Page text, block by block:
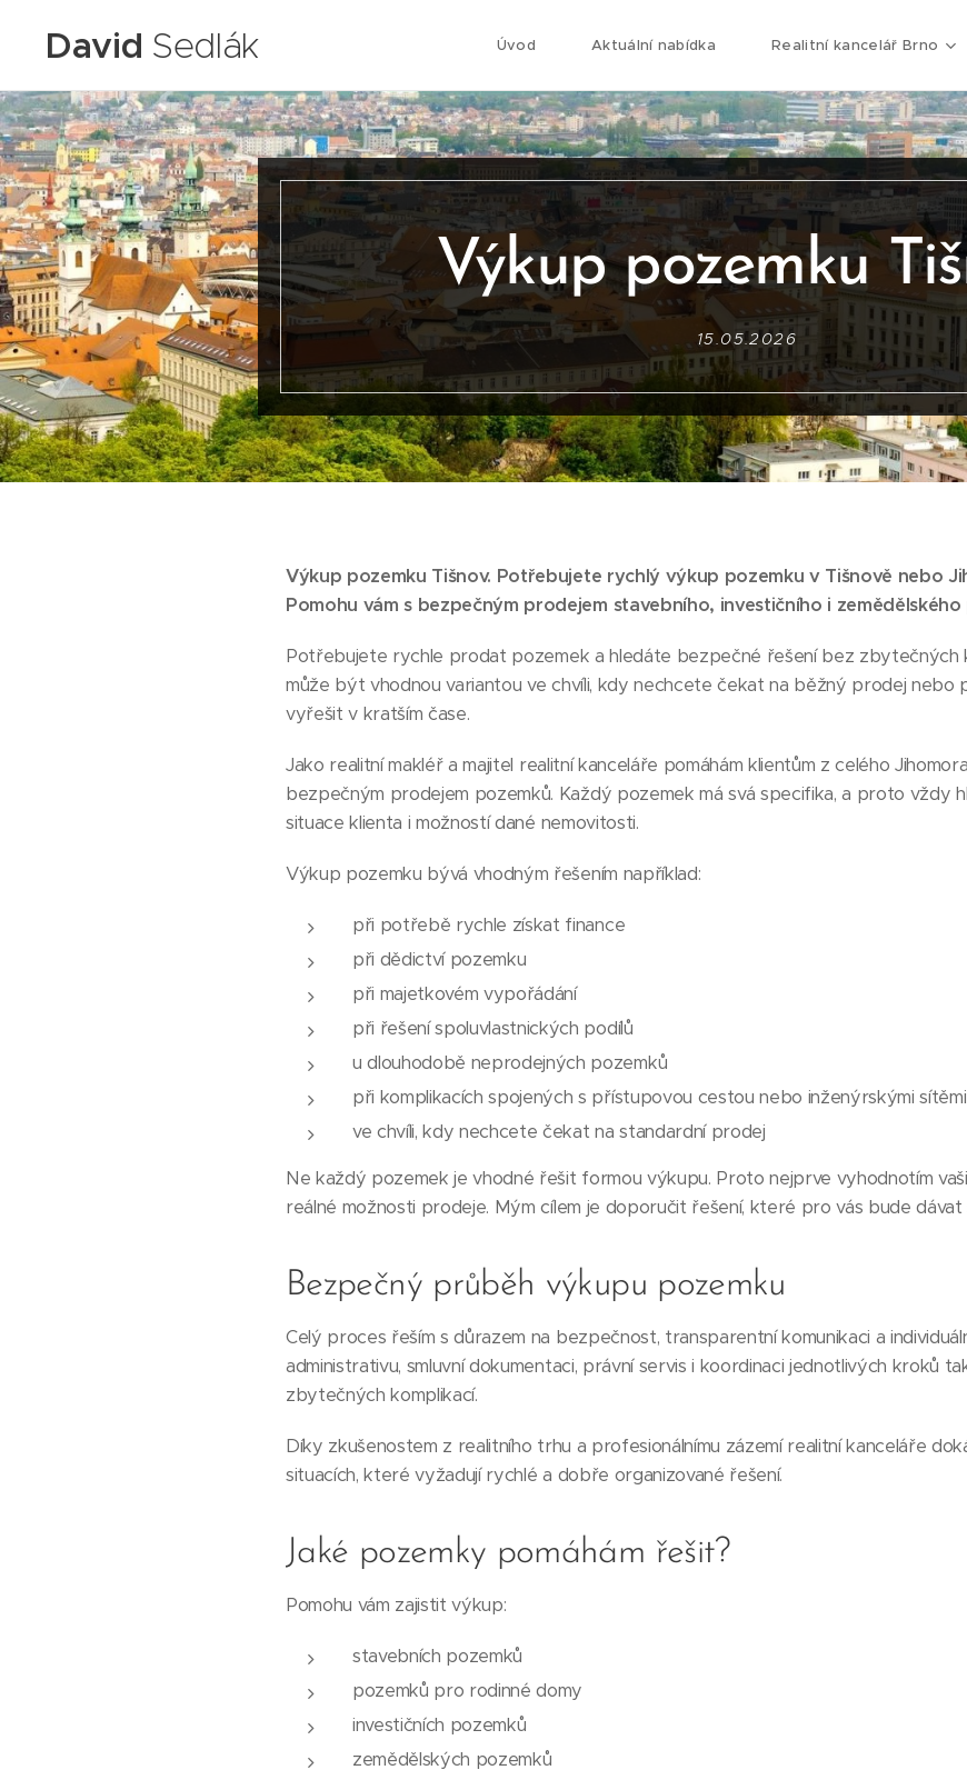
David Sedlák Úvod Aktuální nabídka Realitní kancelář Brno
Výkup pozemku
15.05.2026
Výkup pozemku Tišnov. Potřebujete rychlý výkup pozemku v Tišnově nebo
Pomohu vám s bezpečným prodejem stavebního, investičního i zemědělského
Potřebujete rychle prodat pozemek a hledáte bezpečné řešení bez zbytečných
může být vhodnou variantou ve chvíli, kdy nechcete čekat na běžný prodej nebo
vyřešit v kratším čase.
Jako realitní makléř a majitel realitní kanceláře pomáhám klientům z celého
bezpečným prodejem pozemků. Každý pozemek má svá specifika, a proto vždy
situace klienta i možností dané nemovitosti.
Výkup pozemku bývá vhodným řešením například:
při potřebě rychle získat finance
při dědictví pozemku
při majetkovém vypořádání
při řešení spoluvlastnických podílů
u dlouhodobě neprodejných pozemků
při komplikacích spojených s přístupovou cestou nebo inženýrskými sítěmi
ve chvíli, kdy nechcete čekat na standardní prodej
Ne každý pozemek je vhodné řešit formou výkupu. Proto nejprve vyhodnotím
reálné možnosti prodeje. Mým cílem je doporučit řešení, které pro vás bude dávat
Bezpečný průběh výkupu pozemku
Celý proces řeším s důrazem na bezpečnost, transparentní komunikaci a
administrativu, smluvní dokumentaci, právní servis i koordinaci jednotlivých kroků
zbytečných komplikací.
Díky zkušenostem z realitního trhu a profesionálnímu zázemí realitní kanceláře
situacích, které vyžadují rychlé a dobře organizované řešení.
Jaké pozemky pomáhám řešit?
Pomohu vám zajistit výkup:
stavebních pozemků
pozemků pro rodinné domy
investičních pozemků
zemědělských pozemků